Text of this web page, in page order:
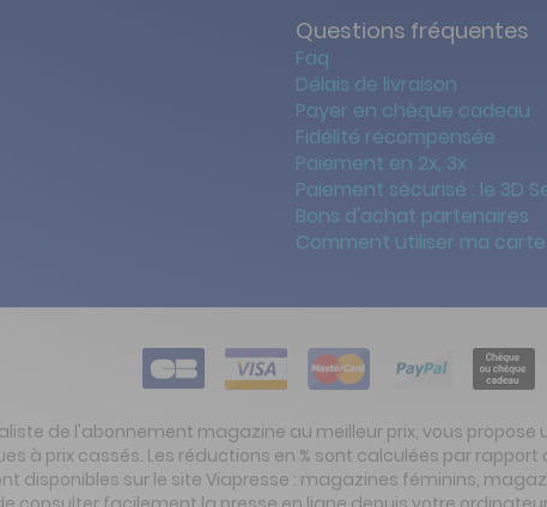
Questions fréquentes
Faq
Délais de livraison
Payer en chèque cadeau
Fidélité récompensée
Paiement en 2x, 3x
Paiement sécurisé : le 3D
Bons d'achat partenaires
Comment utiliser ma
de l'abonnement magazine au meilleur prix, vous
à prix cassés. Les réductions en % sont calculées par
disponibles sur le site Viapresse : magazines féminins,